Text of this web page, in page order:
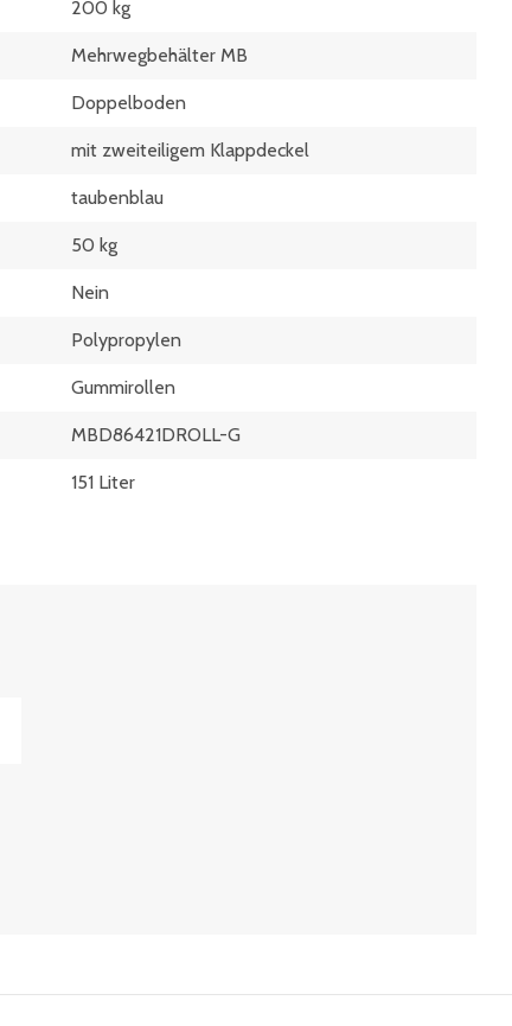
200 kg
Mehrwegbehälter MB
Doppelboden
mit zweiteiligem Klappdeckel
taubenblau
50 kg
Nein
Polypropylen
Gummirollen
MBD86421DROLL-G
151 Liter